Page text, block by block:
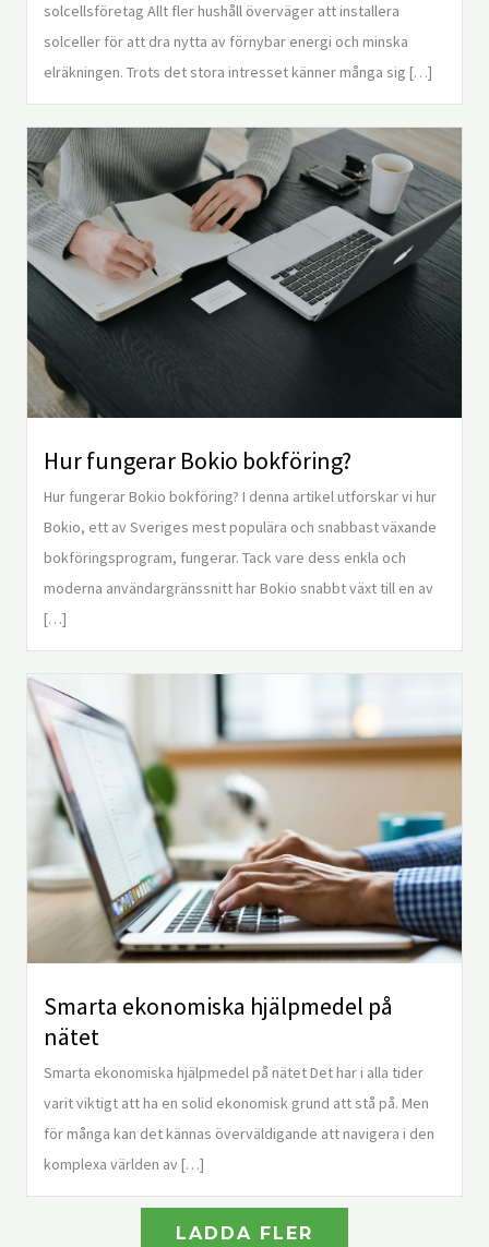
solcellsföretag Allt fler hushåll överväger att installera
solceller för att dra nytta av förnybar energi och minska
elräkningen. Trots det stora intresset känner många sig […]
Hur fungerar Bokio bokföring?
Hur fungerar Bokio bokföring? I denna artikel utforskar vi hur
Bokio, ett av Sveriges mest populära och snabbast växande
bokföringsprogram, fungerar. Tack vare dess enkla och
moderna användargränssnitt har Bokio snabbt växt till en av
[…]
Smarta ekonomiska hjälpmedel på
nätet
Smarta ekonomiska hjälpmedel på nätet Det har i alla tider
varit viktigt att ha en solid ekonomisk grund att stå på. Men
för många kan det kännas överväldigande att navigera i den
komplexa världen av […]
LADDA FLER